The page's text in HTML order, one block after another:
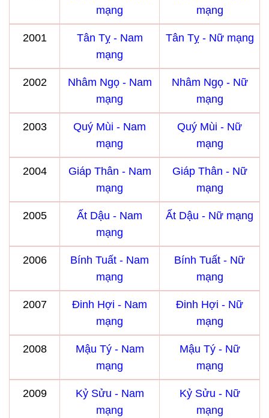
mạng
mạng
2001
Tân Tỵ - Nam
mạng
Tân Tỵ - Nữ mạng
2002
Nhâm Ngọ - Nam
mạng
Nhâm Ngọ - Nữ
mạng
2003
Quý Mùi - Nam
mạng
Quý Mùi - Nữ
mạng
2004
Giáp Thân - Nam
mạng
Giáp Thân - Nữ
mạng
2005
Ất Dậu - Nam
mạng
Ất Dậu - Nữ mạng
2006
Bính Tuất - Nam
mạng
Bính Tuất - Nữ
mạng
2007
Đinh Hợi - Nam
mạng
Đinh Hợi - Nữ
mạng
2008
Mậu Tý - Nam
mạng
Mậu Tý - Nữ
mạng
2009
Kỷ Sửu - Nam
mạng
Kỷ Sửu - Nữ
mạng